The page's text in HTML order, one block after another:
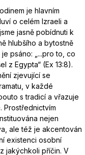
je hlavním
o celém Izraeli a
jasně pobídnuti k
hlubšího a bytostně
psáno: „...pro to, co
z Egypta“ (Ex 13:8).
zjevující se
v každé
s tradicí a vřazuje
Prostřednictvím
nejen
ale též je akcentován
existenci osobní
jakýchkoli příčin. V